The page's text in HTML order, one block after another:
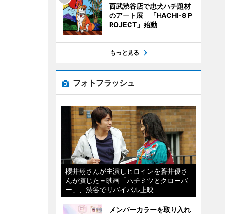
西武渋谷店で忠犬ハチ題材
のアート展 「HACHI-8 P
ROJECT」始動
もっと見る
フォトフラッシュ
櫻井翔さんが主演しヒロインを蒼井優さ
んが演じた＝映画「ハチミツとクローバ
ー」、渋谷でリバイバル上映
メンバーカラーを取り入れ